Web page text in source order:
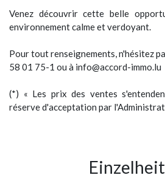
Venez découvrir cette belle
environnement calme et verdoyant.
Pour tout renseignements, n'hésitez
58 01 75-1 ou à info@accord-immo.lu
(*) « Les prix des ventes
réserve d'acceptation par